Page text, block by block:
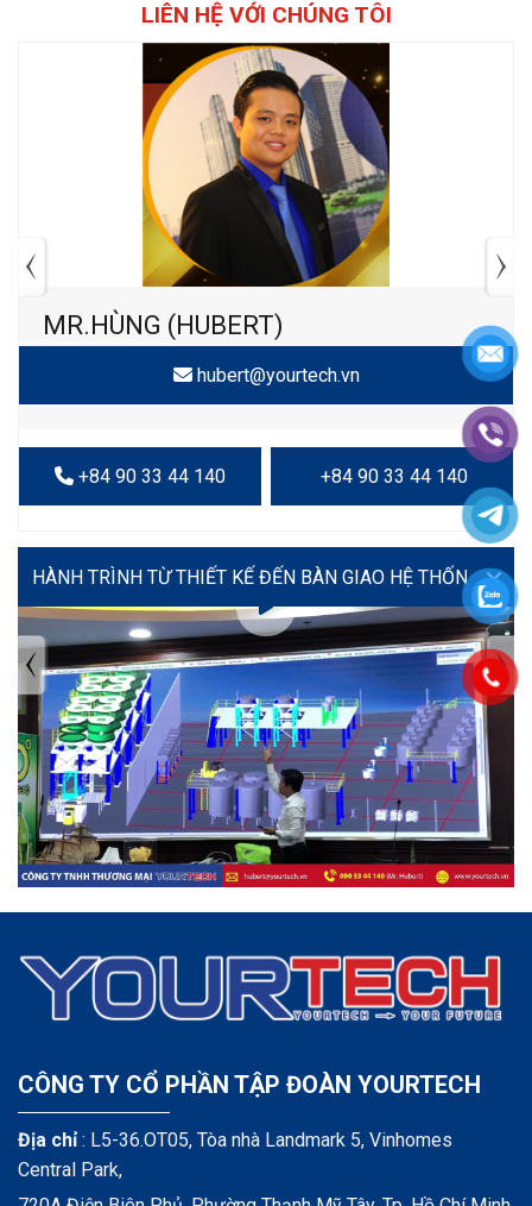
LIÊN HỆ VỚI CHÚNG TÔI
MR.HÙNG (HUBERT)
hubert@yourtech.vn
+84 90 33 44 140 +84 90 33 44 140
VIDEO
TIN TỨC MỚI NHẤT
Tuyển dụng: Nhân viên KẾ TOÁN
CÔNG TY CỔ PHẦN TẬP ĐOÀN YOURTECH
Địa chỉ: L5-36.OT05, Tòa nhà Landmark 5, Vinhomes
Central Park,